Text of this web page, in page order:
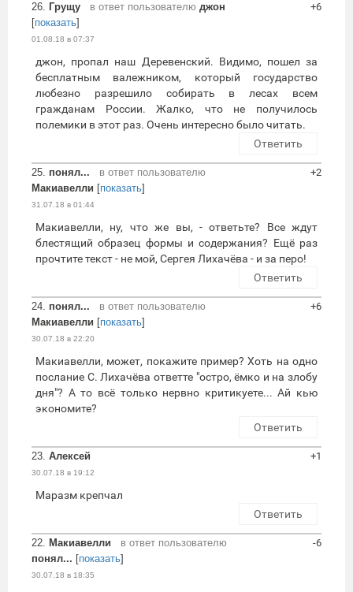
26. Грущу в ответ пользователю джон
[показать]
01.08.18 в 07:37
+6
джон, пропал наш Деревенский. Видимо, пошел за
бесплатным валежником, который государство
любезно разрешило собирать в лесах всем
гражданам России. Жалко, что не получилось
полемики в этот раз. Очень интересно было читать.
Ответить
25. понял...
в ответ пользователю
Макиавелли [показать]
31.07.18 в 01:44
+2
Макиавелли, ну, что же вы, - ответьте? Все ждут
блестящий образец формы и содержания? Ещё раз
прочтите текст - не мой, Сергея Лихачёва - и за перо!
Ответить
24. понял...
в ответ пользователю
Макиавелли [показать]
30.07.18 в 22:20
+6
Макиавелли, может, покажите пример? Хоть на одно
послание С. Лихачёва ответте "остро, ёмко и на злобу
дня"? А то всё только нервно критикуете... Ай кью
экономите?
Ответить
23. Алексей
30.07.18 в 19:12
+1
Маразм крепчал
Ответить
22. Макиавелли
в ответ пользователю
понял... [показать]
30.07.18 в 18:35
-6